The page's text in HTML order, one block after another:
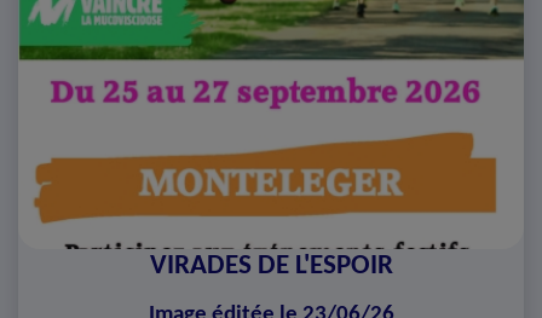
VIRADES DE L'ESPOIR